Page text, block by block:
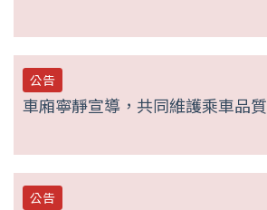
公告
車廂寧靜宣導，共同維護乘車品質
公告